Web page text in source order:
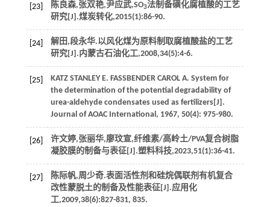
[23] 陈良森,张双艳,尹应武,SO3法制备磺化腐植酸的工艺
研究[J].煤炭转化,2015(1):86-90.
[24]
解田,段永华.以风化煤为原料制取腐植酸盐的工艺
研究[J]. 内蒙古石油化工,2008,34(5):4-6.
[25] KATZ STANLEY E. FASSBENDER CAROL A. System for
the determination of the potential degradability of
urea-aldehyde condensates used as fertilizers[J].
Journal of AOAC International, 1967, 50(4): 975-980.
[26]
许文婷,张丽华,廖玟宣,纤维素/高岭土/PVA复合树脂
凝胶膜的制备与表征[J].塑料科技,2023,51(1):36-41.
[27]
陈际帆,周少奇.表面活性剂和硅烷偶联剂有机复合
改性蒙脱土的制备及性能表征[J].应用化
工,2009,38(6):827-831, 835.